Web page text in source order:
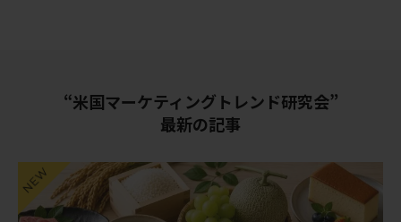
“米国マーケティングトレンド研究会”
最新の記事